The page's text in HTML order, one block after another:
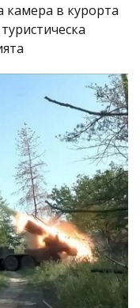
камера в курорта